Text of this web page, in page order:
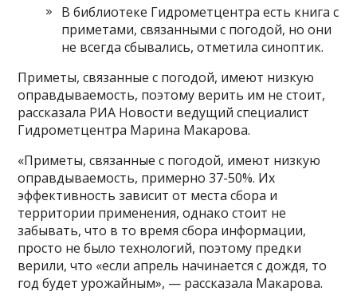
В библиотеке Гидрометцентра есть книга с
приметами, связанными с погодой, но они
не всегда сбывались, отметила синоптик.
Приметы, связанные с погодой, имеют низкую
оправдываемость, поэтому верить им не стоит,
рассказала РИА Новости ведущий специалист
Гидрометцентра Марина Макарова.
«Приметы, связанные с погодой, имеют низкую
оправдываемость, примерно 37-50%. Их
эффективность зависит от места сбора и
территории применения, однако стоит не
забывать, что в то время сбора информации,
просто не было технологий, поэтому предки
верили, что «если апрель начинается с дождя, то
год будет урожайным», — рассказала Макарова.